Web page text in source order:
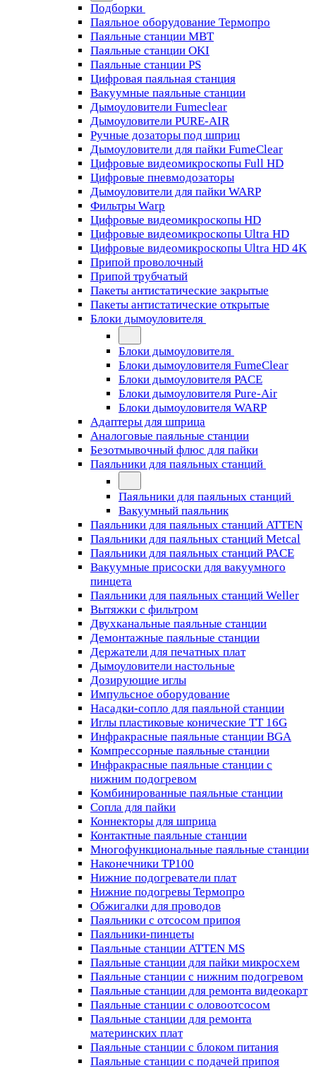
Подборки
Паяльное оборудование Термопро
Паяльные станции MBT
Паяльные станции OKI
Паяльные станции PS
Цифровая паяльная станция
Вакуумные паяльные станции
Дымоуловители Fumeclear
Дымоуловители PURE-AIR
Ручные дозаторы под шприц
Дымоуловители для пайки FumeClear
Цифровые видеомикроскопы Full HD
Цифровые пневмодозаторы
Дымоуловители для пайки WARP
Фильтры Warp
Цифровые видеомикроскопы HD
Цифровые видеомикроскопы Ultra HD
Цифровые видеомикроскопы Ultra HD 4K
Припой проволочный
Припой трубчатый
Пакеты антистатические закрытые
Пакеты антистатические открытые
Блоки дымоуловителя
Блоки дымоуловителя
Блоки дымоуловителя FumeClear
Блоки дымоуловителя PACE
Блоки дымоуловителя Pure-Air
Блоки дымоуловителя WARP
Адаптеры для шприца
Аналоговые паяльные станции
Безотмывочный флюс для пайки
Паяльники для паяльных станций
Паяльники для паяльных станций
Вакуумный паяльник
Паяльники для паяльных станций ATTEN
Паяльники для паяльных станций Metcal
Паяльники для паяльных станций PACE
Вакуумные присоски для вакуумного
пинцета
Паяльники для паяльных станций Weller
Вытяжки с фильтром
Двухканальные паяльные станции
Демонтажные паяльные станции
Держатели для печатных плат
Дымоуловители настольные
Дозирующие иглы
Импульсное оборудование
Насадки-сопло для паяльной станции
Иглы пластиковые конические TT 16G
Инфракрасные паяльные станции BGA
Компрессорные паяльные станции
Инфракрасные паяльные станции с
нижним подогревом
Комбинированные паяльные станции
Сопла для пайки
Коннекторы для шприца
Контактные паяльные станции
Многофункциональные паяльные станции
Наконечники TP100
Нижние подогреватели плат
Нижние подогревы Термопро
Обжигалки для проводов
Паяльники с отсосом припоя
Паяльники-пинцеты
Паяльные станции ATTEN MS
Паяльные станции для пайки микросхем
Паяльные станции с нижним подогревом
Паяльные станции для ремонта видеокарт
Паяльные станции с оловоотсосом
Паяльные станции для ремонта
материнских плат
Паяльные станции с блоком питания
Паяльные станции с подачей припоя